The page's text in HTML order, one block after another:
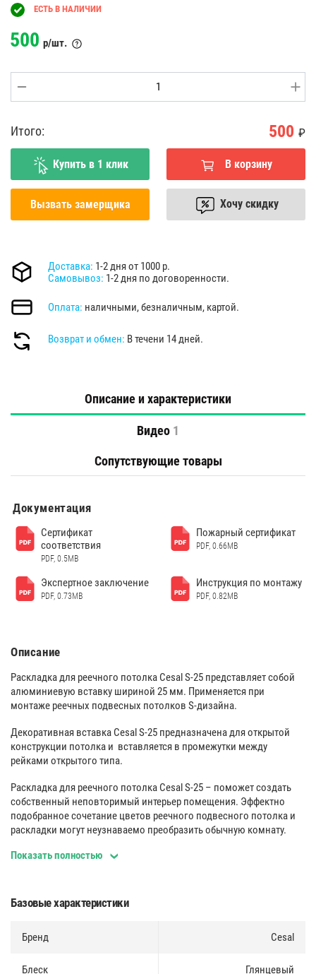
ЕСТЬ В НАЛИЧИИ
500 р/шт.
Итого: 500 ₽
Купить в 1 клик В корзину
Вызвать замерщика Хочу скидку
Доставка: 1-2 дня от 1000 р.
Самовывоз: 1-2 дня по договоренности.
Оплата: наличными, безналичным, картой.
Возврат и обмен: В течени 14 дней.
Описание и характеристики
Видео 1
Сопутствующие товары
Документация
Сертификат
соответствия
PDF, 0.5MB
Пожарный сертификат
PDF, 0.66MB
Экспертное заключение
PDF, 0.73MB
Инструкция по монтажу
PDF, 0.82MB
Описание
Раскладка для реечного потолка Cesal S-25 представляет собой
алюминиевую вставку шириной 25 мм. Применяется при
монтаже реечных подвесных потолков S-дизайна.
Декоративная вставка Cesal S-25 предназначена для открытой
конструкции потолка и вставляется в промежутки между
рейками открытого типа.
Раскладка для реечного потолка Cesal S-25 – поможет создать
собственный неповторимый интерьер помещения. Эффектно
подобранное сочетание цветов реечного подвесного потолка и
раскладки могут неузнаваемо преобразить обычную комнату.
Для изготовления применяется только экологичный и прочный
Простая и быстрая установка обеспечивается высоким качеством
материалов, используемых при изготовлении, а также точностью
Высококачественная окраска и ламинация позволяет мыть
защитная пленка предохраняет их при транспортировке.
Показать полностью
Базовые характеристики
Бренд Cesal
Блеск Глянцевый